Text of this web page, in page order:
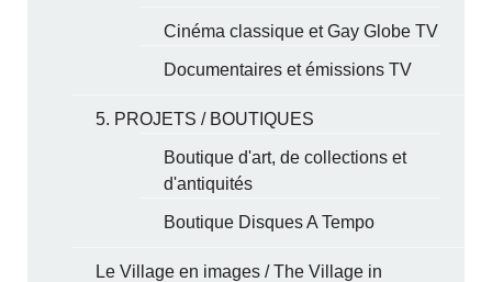
Cinéma classique et Gay Globe TV
Documentaires et émissions TV
5. PROJETS / BOUTIQUES
Boutique d'art, de collections et
d'antiquités
Boutique Disques A Tempo
Le Village en images / The Village in